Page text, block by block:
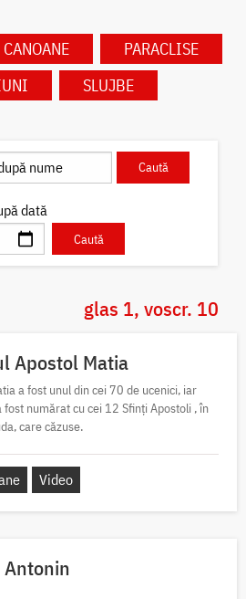
CANOANE
PARACLISE
SLUJBE
dată
glas 1, voscr. 10
Apostol Matia
a fost unul din cei 70 de ucenici, iar
fost numărat cu cei 12 Sfinți Apostoli , în
care căzuse.
Video